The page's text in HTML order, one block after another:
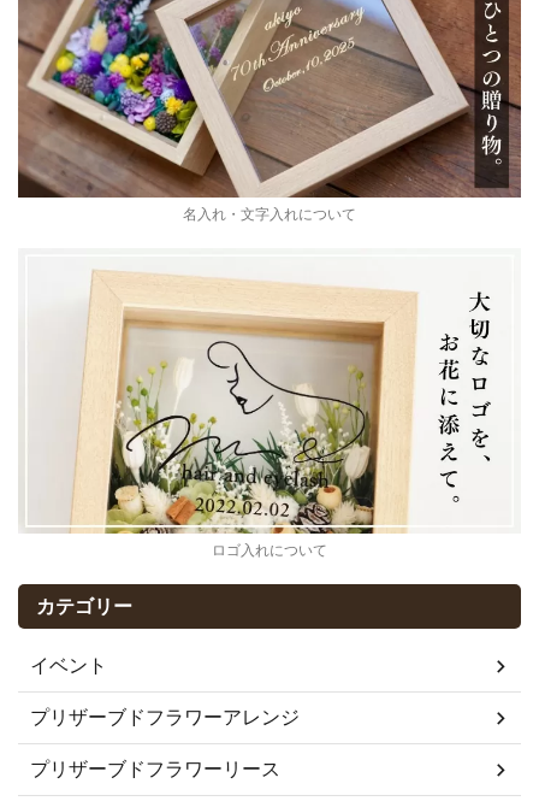
名入れ・文字入れについて
ロゴ入れについて
カテゴリー
イベント
プリザーブドフラワーアレンジ
プリザーブドフラワーリース